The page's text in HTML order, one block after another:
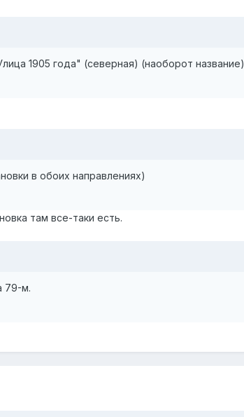
1905 года" (северная) (наоборот название)
в обоих направлениях)
там все-таки есть.
79-м.